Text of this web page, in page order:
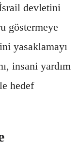
devletini
göstermeye
yasaklamayı
insani yardım
hedef